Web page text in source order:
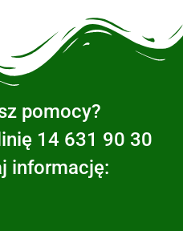
pomocy?
14 631 90 30
informację: